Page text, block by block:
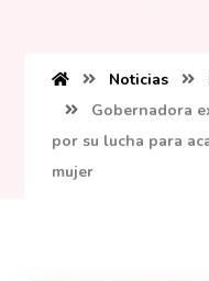
Noticias
Gobernadora
por su lucha para
mujer